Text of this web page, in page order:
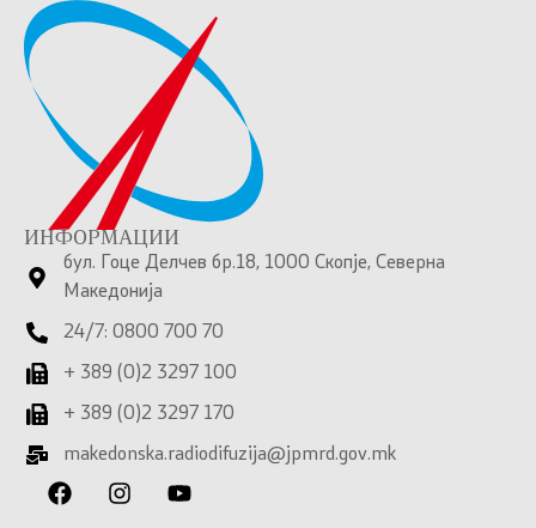
ИНФОРМАЦИИ
бул. Гоце Делчев бр.18, 1000 Скопје, Северна
Македонија
24/7: 0800 700 70
+ 389 (0)2 3297 100
+ 389 (0)2 3297 170
makedonska.radiodifuzija@jpmrd.gov.mk